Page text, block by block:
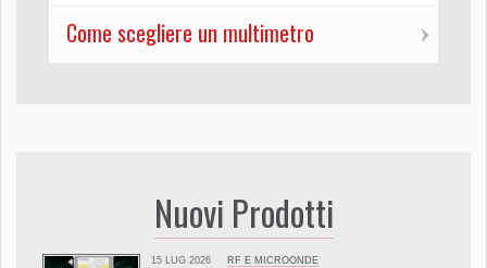
Come scegliere un multimetro
Nuovi Prodotti
15 LUG 2026 RF E MICROONDE